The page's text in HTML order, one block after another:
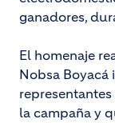
ganadores,
El homenaje
Nobsa
la campaña y